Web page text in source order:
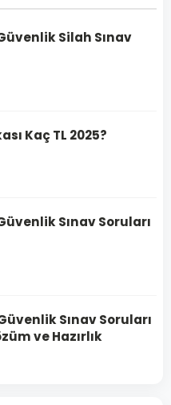
Silah Sınav
Kaç TL 2025?
Sınav Soruları
Sınav Soruları
ve Hazırlık